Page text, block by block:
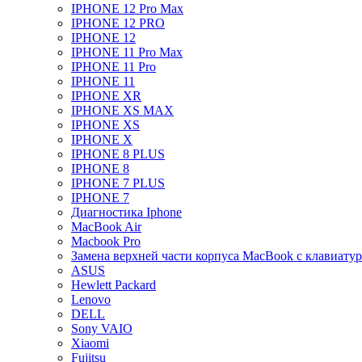
IPHONE 12 Pro Max
IPHONE 12 PRO
IPHONE 12
IPHONE 11 Pro Max
IPHONE 11 Pro
IPHONE 11
IPHONE XR
IPHONE XS MAX
IPHONE XS
IPHONE X
IPHONE 8 PLUS
IPHONE 8
IPHONE 7 PLUS
IPHONE 7
Диагностика Iphone
MacBook Air
Macbook Pro
Замена верхней части корпуса MacBook с
ASUS
Hewlett Packard
Lenovo
DELL
Sony VAIO
Xiaomi
Fujitsu